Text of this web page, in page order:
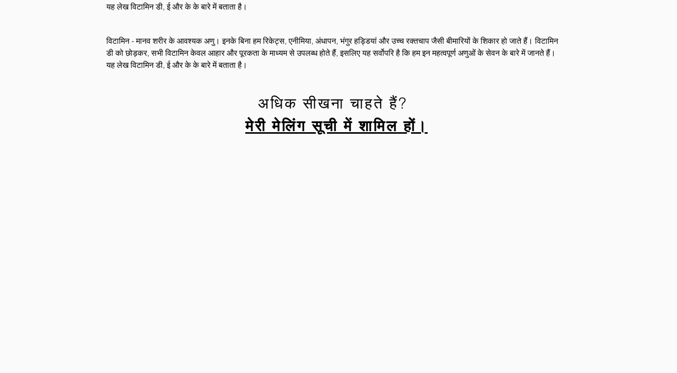
यह लेख विटामिन डी, ई और के के बारे में बताता है।
विटामिन - मानव शरीर के आवश्यक अणु। इनके बिना हम रिकेट्स, एनीमिया, अंधापन, भंगुर हड्डियां और उच्च रक्तचाप जैसी बीमारियों के शिकार हो जाते हैं। विटामिन
डी को छोड़कर, सभी विटामिन केवल आहार और पूरकता के माध्यम से उपलब्ध होते हैं, इसलिए यह सर्वोपरि है कि हम इन महत्वपूर्ण अणुओं के सेवन के बारे में जानते हैं।
यह लेख विटामिन डी, ई और के के बारे में बताता है।
अधिक सीखना चाहते हैं?
मेरी मेलिंग सूची में शामिल हों।